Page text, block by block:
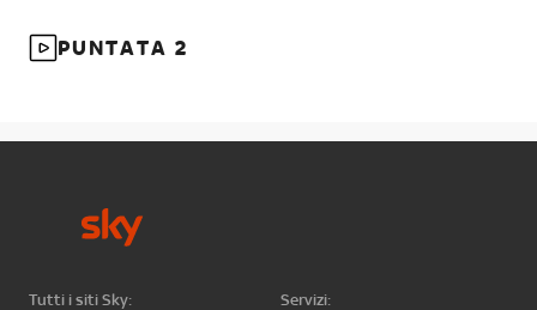
PUNTATA 2
Tutti i siti Sky:
Servizi: